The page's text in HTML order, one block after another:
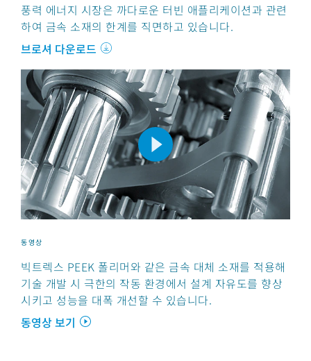
풍력 에너지 시장은 까다로운 터빈 애플리케이션과 관련
하여 금속 소재의 한계를 직면하고 있습니다.
브로셔 다운로드
동영상
빅트렉스 PEEK 폴리머와 같은 금속 대체 소재를 적용해
기술 개발 시 극한의 작동 환경에서 설계 자유도를 향상
시키고 성능을 대폭 개선할 수 있습니다.
동영상 보기